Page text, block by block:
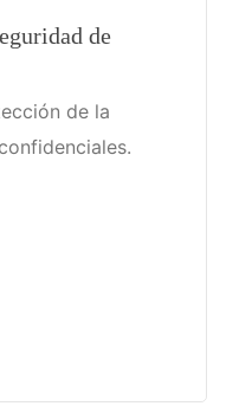
de
de la